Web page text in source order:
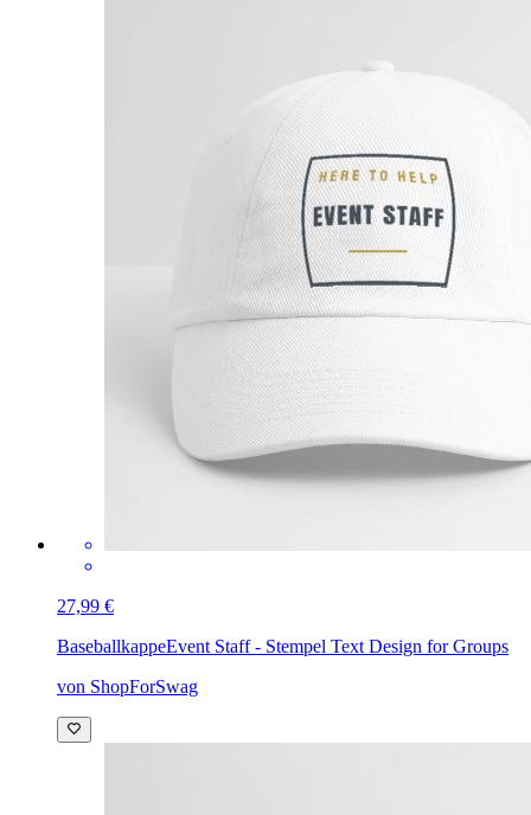
27,99 €
BaseballkappeEvent Staff - Stempel Text Design for Groups
von ShopForSwag